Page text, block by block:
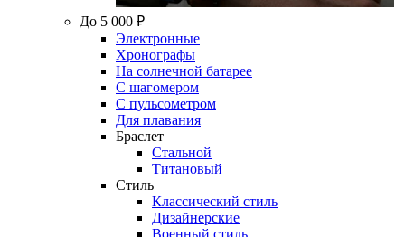
До 5 000 ₽
Электронные
Хронографы
На солнечной батарее
С шагомером
С пульсометром
Для плавания
Браслет
Стальной
Титановый
Стиль
Классический стиль
Дизайнерские
Военный стиль